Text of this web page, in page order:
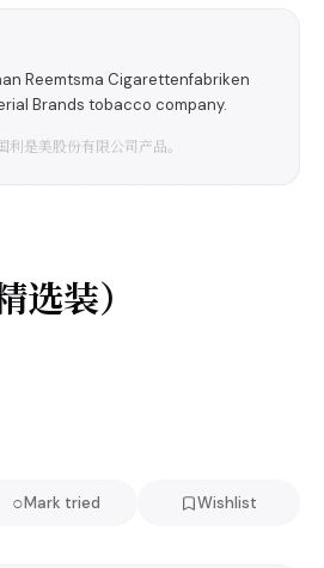
Reemtsma Cigarettenfabriken
Brands tobacco company.
是美股份有限公司产品。
选装）
○Mark tried Wishlist